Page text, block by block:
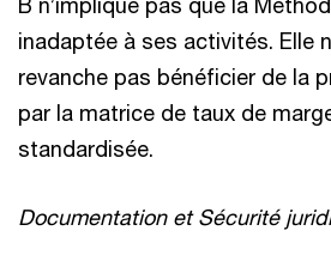
inadaptée à ses activités. Elle
revanche pas bénéficier de la
par la matrice de taux de
standardisée.
Documentation et Sécurité